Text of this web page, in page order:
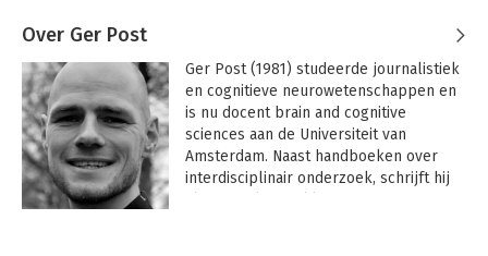
Over Ger Post
Ger Post (1981) studeerde journalistiek
en cognitieve neurowetenschappen en
is nu docent brain and cognitive
sciences aan de Universiteit van
Amsterdam. Naast handboeken over
interdisciplinair onderzoek, schrijft hij